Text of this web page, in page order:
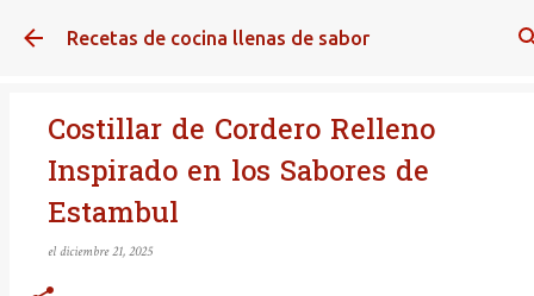
Ir al contenido principal
Recetas de cocina llenas de sabor
Costillar de Cordero Relleno
Inspirado en los Sabores de
Estambul
el diciembre 21, 2025